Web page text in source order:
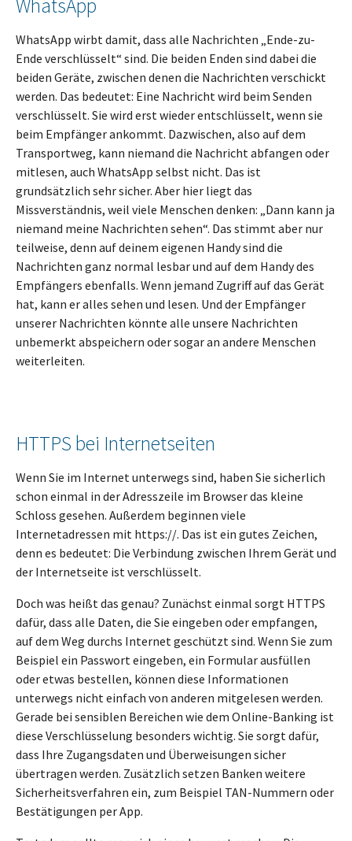
WhatsApp
WhatsApp wirbt damit, dass alle Nachrichten „Ende-zu-
Ende verschlüsselt“ sind. Die beiden Enden sind dabei die
beiden Geräte, zwischen denen die Nachrichten verschickt
werden. Das bedeutet: Eine Nachricht wird beim Senden
verschlüsselt. Sie wird erst wieder entschlüsselt, wenn sie
beim Empfänger ankommt. Dazwischen, also auf dem
Transportweg, kann niemand die Nachricht abfangen oder
mitlesen, auch WhatsApp selbst nicht. Das ist
grundsätzlich sehr sicher. Aber hier liegt das
Missverständnis, weil viele Menschen denken: „Dann kann ja
niemand meine Nachrichten sehen“. Das stimmt aber nur
teilweise, denn auf deinem eigenen Handy sind die
Nachrichten ganz normal lesbar und auf dem Handy des
Empfängers ebenfalls. Wenn jemand Zugriff auf das Gerät
hat, kann er alles sehen und lesen. Und der Empfänger
unserer Nachrichten könnte alle unsere Nachrichten
unbemerkt abspeichern oder sogar an andere Menschen
weiterleiten.
HTTPS bei Internetseiten
Wenn Sie im Internet unterwegs sind, haben Sie sicherlich
schon einmal in der Adresszeile im Browser das kleine
Schloss gesehen. Außerdem beginnen viele
Internetadressen mit https://. Das ist ein gutes Zeichen,
denn es bedeutet: Die Verbindung zwischen Ihrem Gerät und
der Internetseite ist verschlüsselt.
Doch was heißt das genau? Zunächst einmal sorgt HTTPS
dafür, dass alle Daten, die Sie eingeben oder empfangen,
auf dem Weg durchs Internet geschützt sind. Wenn Sie zum
Beispiel ein Passwort eingeben, ein Formular ausfüllen
oder etwas bestellen, können diese Informationen
unterwegs nicht einfach von anderen mitgelesen werden.
Gerade bei sensiblen Bereichen wie dem Online-Banking ist
diese Verschlüsselung besonders wichtig. Sie sorgt dafür,
dass Ihre Zugangsdaten und Überweisungen sicher
übertragen werden. Zusätzlich setzen Banken weitere
Sicherheitsverfahren ein, zum Beispiel TAN-Nummern oder
Bestätigungen per App.